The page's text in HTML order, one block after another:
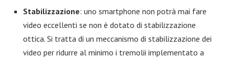
Stabilizzazione: uno smartphone non potrà mai fare
video eccellenti se non è dotato di stabilizzazione
ottica. Si tratta di un meccanismo di stabilizzazione dei
video per ridurre al minimo i tremolii implementato a